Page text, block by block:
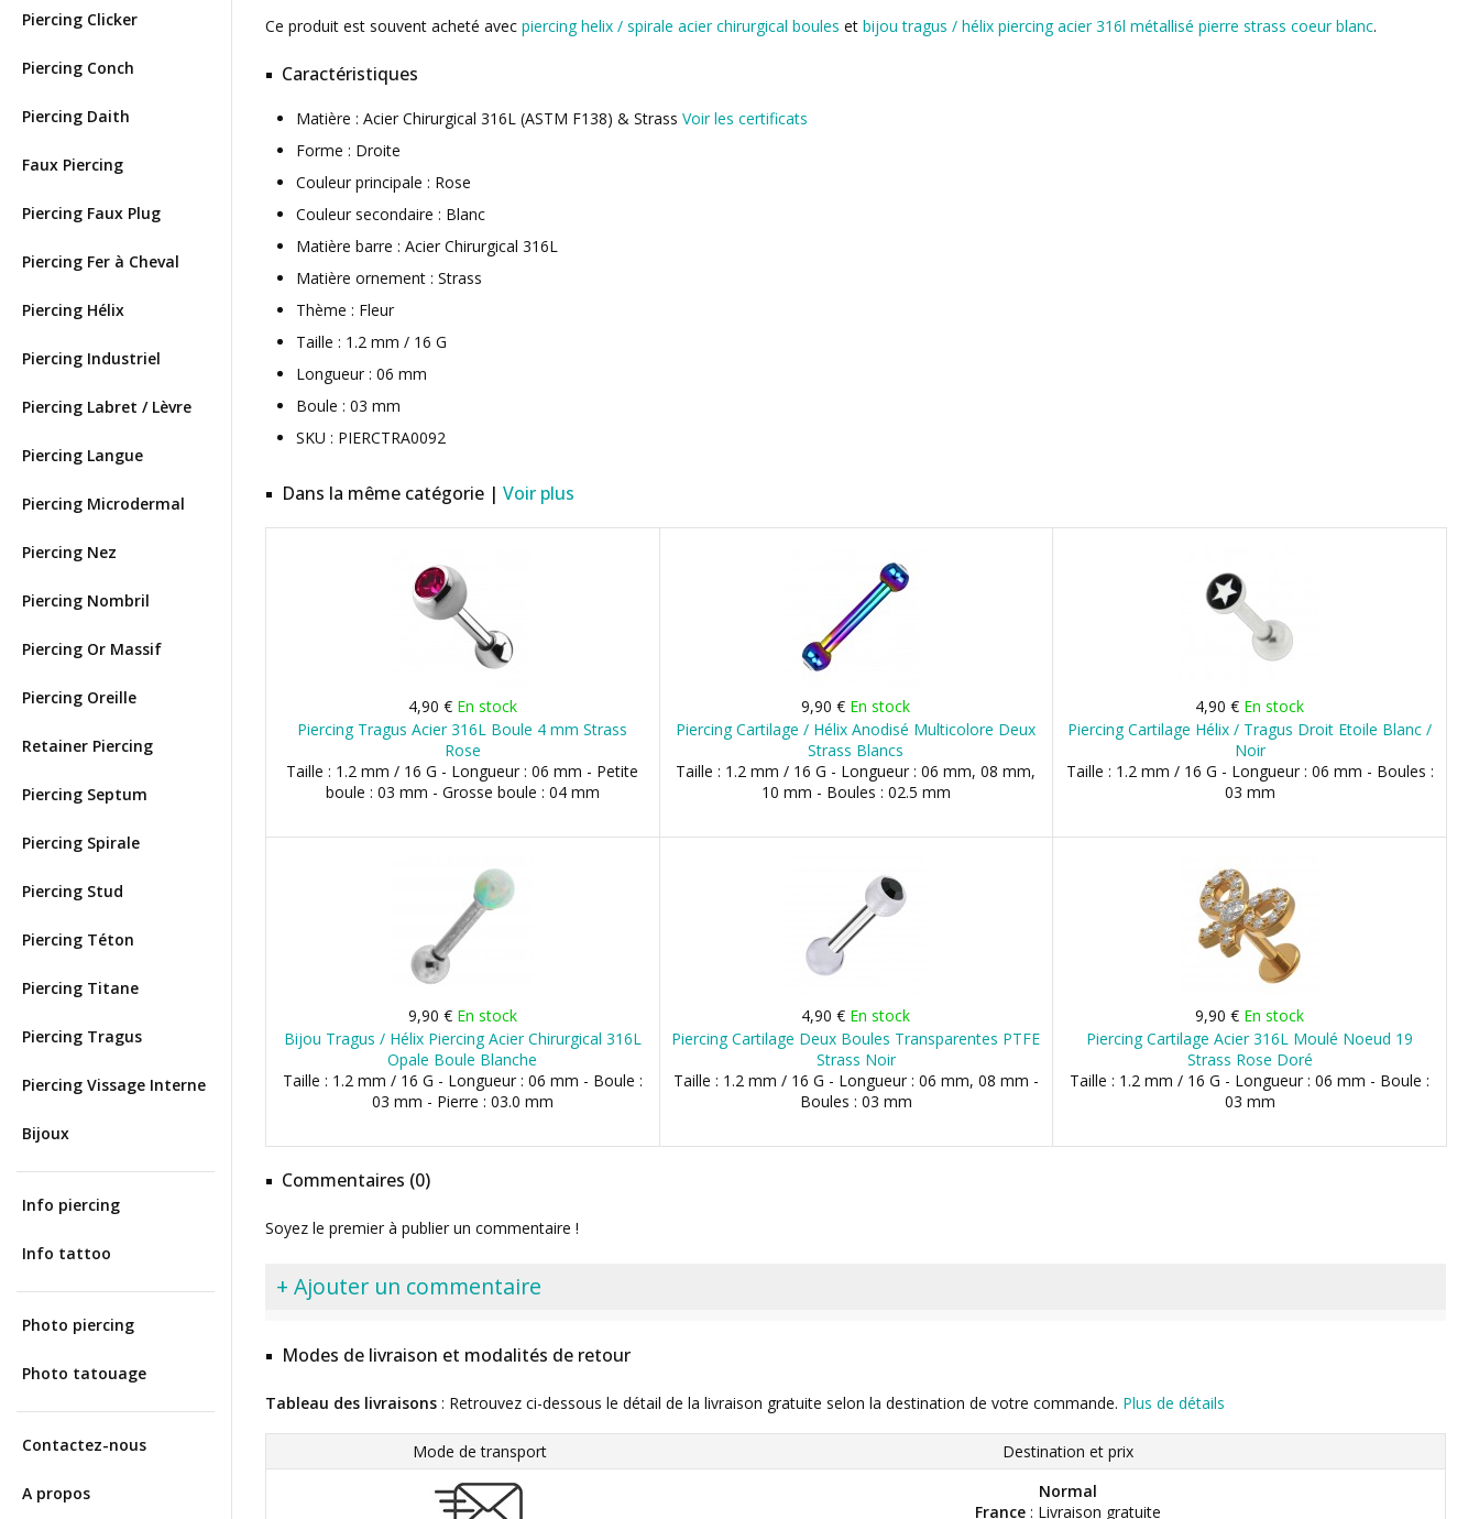
Piercing Clicker
Piercing Conch
Piercing Daith
Faux Piercing
Piercing Faux Plug
Piercing Fer à Cheval
Piercing Hélix
Piercing Industriel
Piercing Labret / Lèvre
Piercing Langue
Piercing Microdermal
Piercing Nez
Piercing Nombril
Piercing Or Massif
Piercing Oreille
Retainer Piercing
Piercing Septum
Piercing Spirale
Piercing Stud
Piercing Téton
Piercing Titane
Piercing Tragus
Piercing Vissage Interne
Bijoux
Info piercing
Info tattoo
Photo piercing
Photo tatouage
Contactez-nous
A propos
Ce produit est souvent acheté avec piercing helix / spirale acier chirurgical boules et bijou tragus / hélix piercing acier 316l métallisé pierre strass coeur blanc.
Caractéristiques
Matière : Acier Chirurgical 316L (ASTM F138) & Strass Voir les certificats
Forme : Droite
Couleur principale : Rose
Couleur secondaire : Blanc
Matière barre : Acier Chirurgical 316L
Matière ornement : Strass
Thème : Fleur
Taille : 1.2 mm / 16 G
Longueur : 06 mm
Boule : 03 mm
SKU : PIERCTRA0092
Dans la même catégorie | Voir plus
4,90 € En stock
Piercing Tragus Acier 316L Boule 4 mm Strass
Rose
Taille : 1.2 mm / 16 G - Longueur : 06 mm - Petite
boule : 03 mm - Grosse boule : 04 mm
9,90 € En stock
Piercing Cartilage / Hélix Anodisé Multicolore Deux
Strass Blancs
Taille : 1.2 mm / 16 G - Longueur : 06 mm, 08 mm,
10 mm - Boules : 02.5 mm
4,90 € En stock
Piercing Cartilage Hélix / Tragus Droit Etoile Blanc /
Noir
Taille : 1.2 mm / 16 G - Longueur : 06 mm - Boules :
03 mm
9,90 € En stock
Bijou Tragus / Hélix Piercing Acier Chirurgical 316L
Opale Boule Blanche
Taille : 1.2 mm / 16 G - Longueur : 06 mm - Boule :
03 mm - Pierre : 03.0 mm
4,90 € En stock
Piercing Cartilage Deux Boules Transparentes PTFE
Strass Noir
Taille : 1.2 mm / 16 G - Longueur : 06 mm, 08 mm -
Boules : 03 mm
9,90 € En stock
Piercing Cartilage Acier 316L Moulé Noeud 19
Strass Rose Doré
Taille : 1.2 mm / 16 G - Longueur : 06 mm - Boule :
03 mm
Commentaires (0)
Soyez le premier à publier un commentaire !
+ Ajouter un commentaire
Modes de livraison et modalités de retour
Tableau des livraisons : Retrouvez ci-dessous le détail de la livraison gratuite selon la destination de votre commande. Plus de détails
Mode de transport
Destination et prix
Normal
France : Livraison gratuite